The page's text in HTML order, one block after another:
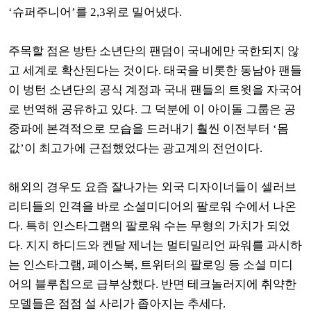
‘슈퍼주니어 ’를 2,3위로 밀어냈다.
주목할 점은 방탄 소년단의 팬덤이 국내에만 국한되지 않
고 세계로 확산된다는 것이다. 태국을 비롯한 동남아 팬들
이 벙턴 소년단의 공식 계정과 국내 팬들의 트윗을 자국어
로 번역해 공유하고 있다. 그 덕분에 이 아이돌 그룹은 공
중파에 본격적으로 모습을 드러내기 훨씬 이전부터 ‘몸
값’이 최고가에 근접했었다는 광고계의 전언이다.
해외의 경우도 요즘 잘나가는 외국 디자이너들이 셀러브
리티들의 인격을 바로 소셜미디어의 팔로워 수에서 나온
다. 특히 인스타그램의 팔로워 수는 무형의 가치가 되었
다. 지지 하디드와 켄달 제너는 멀티밀리언 파워를 과시하
는 인스타그램, 페이스북, 트위터의 팔로잉 등 소셜 미디
어의 블루칩으로 급부상했다. 반면 테크놀러지에 취약한
모델들은 점점 설 사리가 좁아지는 추세다.